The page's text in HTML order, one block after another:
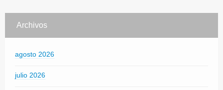
Archivos
agosto 2026
julio 2026